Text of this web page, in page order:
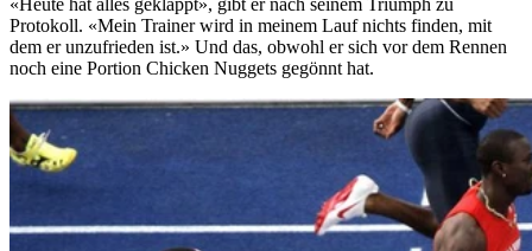
Protokoll. «Mein Trainer wird in meinem Lauf nichts finden, mit
dem er unzufrieden ist.» Und das, obwohl er sich vor dem Rennen
noch eine Portion Chicken Nuggets gegönnt hat.